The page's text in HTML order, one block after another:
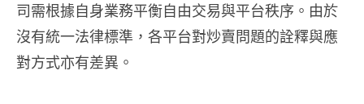
司需根據自身業務平衡自由交易與平台秩序。由於
沒有統一法律標準，各平台對炒賣問題的詮釋與應
對方式亦有差異。